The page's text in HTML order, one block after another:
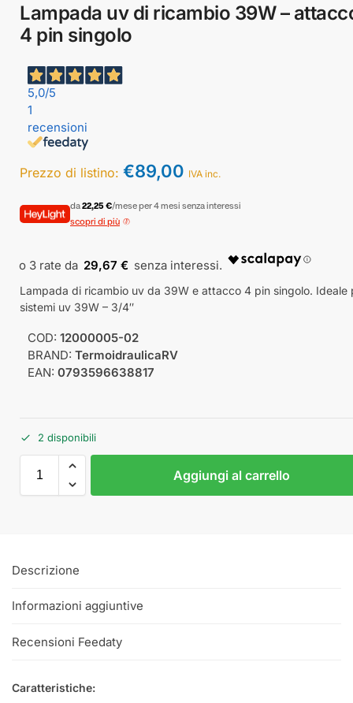
Lampada uv di ricambio 39W –
4 pin singolo
5,0/5
1
recensioni
Prezzo di listino: €89,00 IVA inc.
da22,25 €/mese per 4 mesi senza interessi
scopri di più
29,67 €
Lampada di ricambio uv da 39W e attacco 4 pin singolo. Ideale
sistemi uv 39W – 3/4″
COD: 12000005-02
BRAND: TermoidraulicaRV
EAN: 0793596638817
2 disponibili
Aggiungi al carrello
Descrizione
Informazioni aggiuntive
Recensioni Feedaty
Caratteristiche: